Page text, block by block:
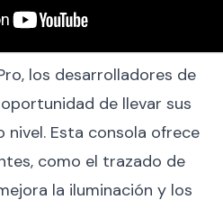
los desarrolladores de
de llevar sus
nivel. Esta consola ofrece
como el trazado de
la iluminación y los